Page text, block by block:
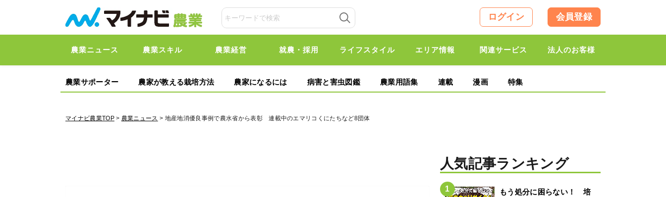
ログイン 会員登録
農業ニュース 農業スキル 農業経営 就農・採用 ライフスタイル エリア情報 関連サービス 法人のお客様
農業サポーター 農家が教える栽培方法 農家になるには 病害と害虫図鑑 農業用語集 連載 漫画 特集
マイナビ農業TOP> 農業ニュース > 地産地消優良事例で農水省から表彰 連載中のエマリコくにたちなど8団体
人気記事ランキング
もう処分に困らない！ 培